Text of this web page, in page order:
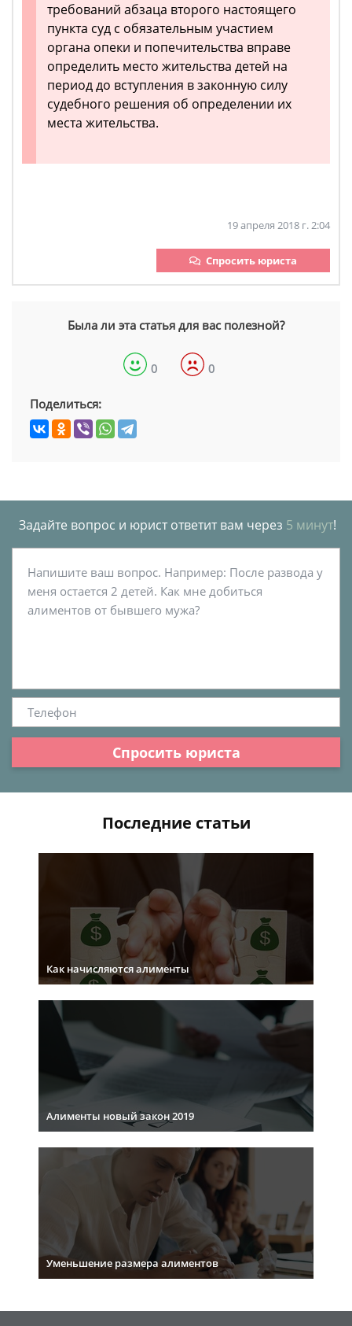
требований абзаца второго настоящего
пункта суд с обязательным участием
органа опеки и попечительства вправе
определить место жительства детей на
период до вступления в законную силу
судебного решения об определении их
места жительства.
19 апреля 2018 г. 2:04
Спросить юриста
Была ли эта статья для вас полезной?
0 0
Поделиться:
Задайте вопрос и юрист ответит вам через 5 минут!
Спросить юриста
Последние статьи
Как начисляются алименты
Алименты новый закон 2019
Уменьшение размера алиментов